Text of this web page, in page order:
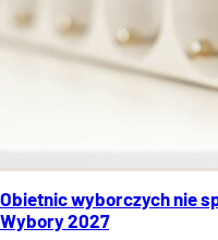
Obietnic wyborczych nie
Wybory 2027